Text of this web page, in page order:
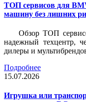
ТОП сервисов для
машину без лишних
Обзор ТОП
надежный техцентр,
дилеры и
Подробнее
15.07.2026
Игрушка или